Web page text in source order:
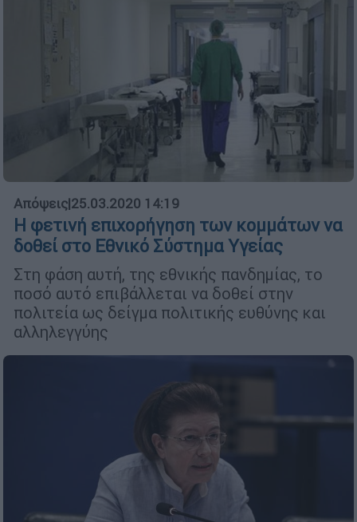
Απόψεις|25.03.2020 14:19
Η φετινή επιχορήγηση των κομμάτων να
δοθεί στο Εθνικό Σύστημα Υγείας
Στη φάση αυτή, της εθνικής πανδημίας, το
ποσό αυτό επιβάλλεται να δοθεί στην
πολιτεία ως δείγμα πολιτικής ευθύνης και
αλληλεγγύης